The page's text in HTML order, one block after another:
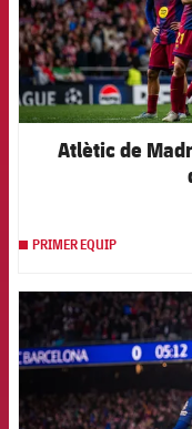
Atlètic de
PRIMER EQUIP